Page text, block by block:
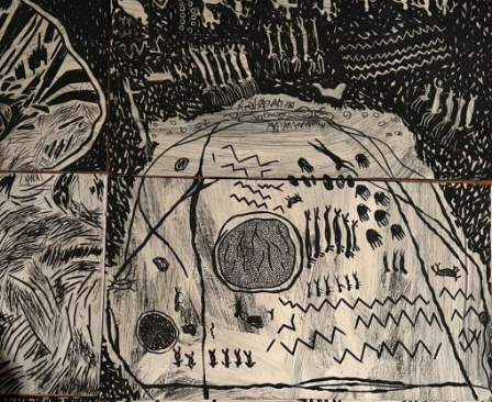
Configuración de cookies
Universidad de los Andes | Vigilada Mineducación.
Reconocimiento como universidad: Decreto 1297 del 30
de mayo de 1964. Reconocimiento de personería jurídica:
Resolución 28 del 23 de febrero de 1949, Minjusticia.
Acreditación institucional de alta calidad, 10 años:
Resolución 000194 del 16 de enero del 2025.
Ext. 2626
Posgrados
Ext. 4925
Educación
Continua
Ext. 4795